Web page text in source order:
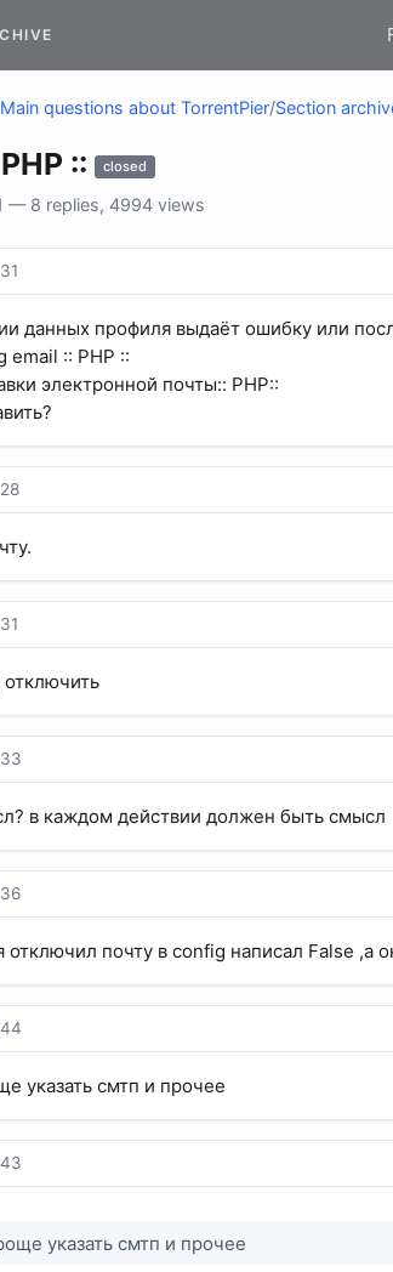
Main questions about TorrentPier/Section
:: closed
— 8 replies, 4994 views
данных профиля выдаёт ошибку или
email :: PHP ::
электронной почты:: PHP::
в каждом действии должен быть смысл
отключил почту в config написал False ,а
указать смтп и прочее
указать смтп и прочее